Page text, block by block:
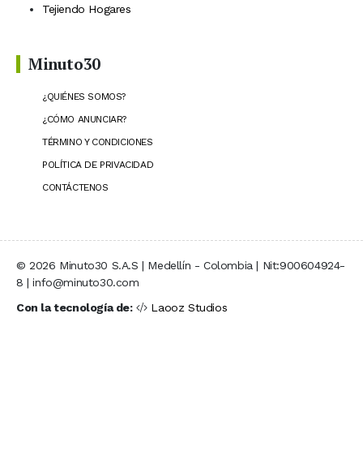
Tejiendo Hogares
Minuto30
¿QUIÉNES SOMOS?
¿CÓMO ANUNCIAR?
TÉRMINO Y CONDICIONES
POLÍTICA DE PRIVACIDAD
CONTÁCTENOS
© 2026 Minuto30 S.A.S | Medellín - Colombia | Nit:900604924-
8 | info@minuto30.com
Con la tecnología de:
Laooz Studios